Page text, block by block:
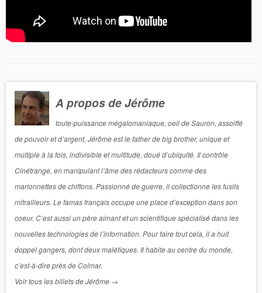
A propos de Jérôme
toute-puissance mégalomaniaque, oeil de Sauron, assoiffé
de pouvoir et d’argent, Jérôme est le father de big brother, unique et
multiple à la fois, indivisible et multitude, doué d’ubiquité. Il contrôle
Cinétrange, en manipulant l’âme des rédacteurs comme des
marionnettes de chiffons. Passionné de guerre, il collectionne les fusils
mitrailleurs. Le famas français occupe une place d’exception dans son
coeur. C’est aussi un père aimant et un scientifique spécialisé dans les
nouvelles technologies de l’information. Pour faire tout cela, il a huit
doppel gangers, dont deux maléfiques. Il habite au centre du monde,
c’est-à-dire près de Colmar.
Voir tous les billets de Jérôme →